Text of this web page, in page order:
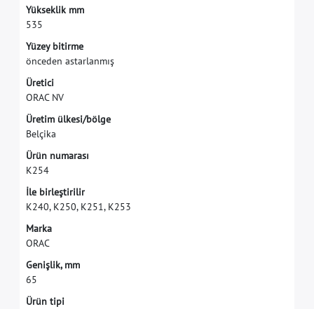
Yükseklik mm
535
Yüzey bitirme
önceden astarlanmış
Üretici
ORAC NV
Üretim ülkesi/bölge
Belçika
Ürün numarası
K254
İle birleştirilir
K240, K250, K251, K253
Marka
ORAC
Genişlik, mm
65
Ürün tipi